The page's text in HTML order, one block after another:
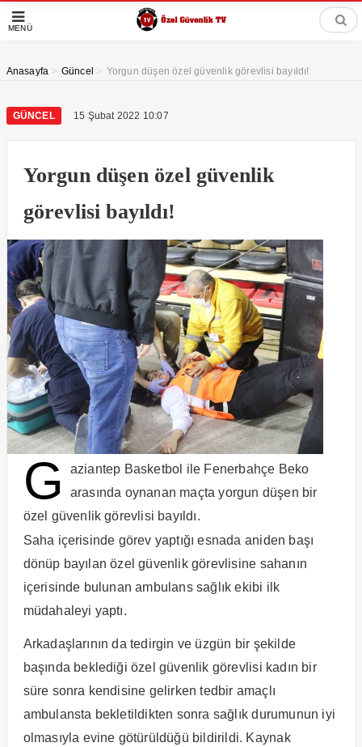
MENÜ
Anasayfa > Güncel > Yorgun düşen özel güvenlik görevlisi bayıldı!
GÜNCEL 15 Şubat 2022 10:07
Yorgun düşen özel güvenlik
görevlisi bayıldı!
G
aziantep Basketbol ile Fenerbahçe Beko
arasında oynanan maçta yorgun düşen bir
özel güvenlik görevlisi bayıldı.
Saha içerisinde görev yaptığı esnada aniden başı
dönüp bayılan özel güvenlik görevlisine sahanın
içerisinde bulunan ambulans sağlık ekibi ilk
müdahaleyi yaptı.
Arkadaşlarının da tedirgin ve üzgün bir şekilde
başında beklediği özel güvenlik görevlisi kadın bir
süre sonra kendisine gelirken tedbir amaçlı
ambulansta bekletildikten sonra sağlık durumunun iyi
olmasıyla evine götürüldüğü bildirildi. Kaynak